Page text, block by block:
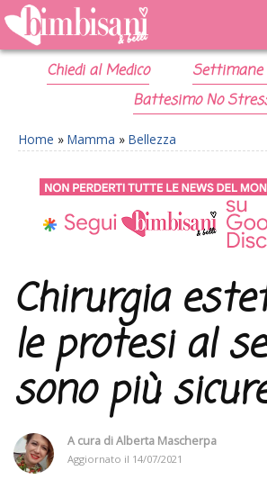
Chiedi al Medico
Settimane
Battesimo No
Home » Mamma » Bellezza
Chirurgia
le protesi al
sono più
A cura diAlberta Mascherpa
Aggiornato il 14/07/2021